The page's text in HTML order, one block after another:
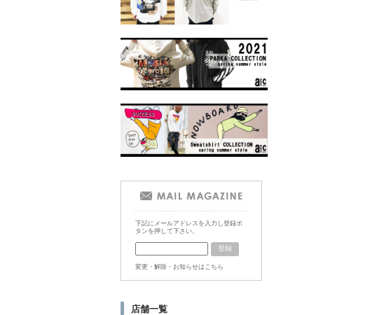
下記にメールアドレスを入力し登録ボ
タンを押して下さい。
変更・解除・お知らせはこちら
店舗一覧